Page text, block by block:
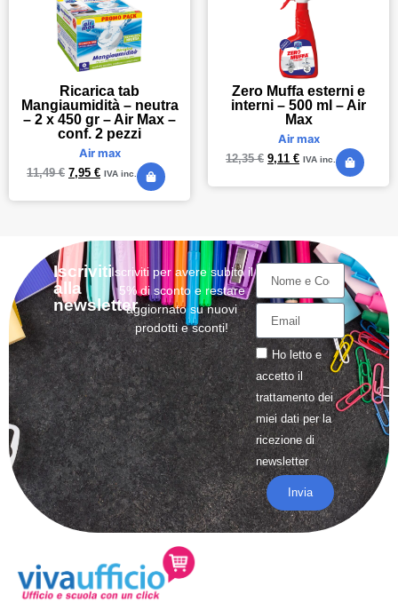
Ricarica tab
Mangiaumidità – neutra
– 2 x 450 gr – Air Max –
conf. 2 pezzi
Air max
11,49€ 7,95 € IVA inc.
Zero Muffa esterni e
interni – 500 ml – Air
Max
Air max
12,35€ 9,11 € IVA inc.
Iscriviti
alla
newsletter
Iscriviti per avere subito il
5% di sconto e restare
aggiornato su nuovi
prodotti e sconti!
Ho letto e
accetto il
trattamentodei
miei dati per la
ricezione di
newsletter
Invia